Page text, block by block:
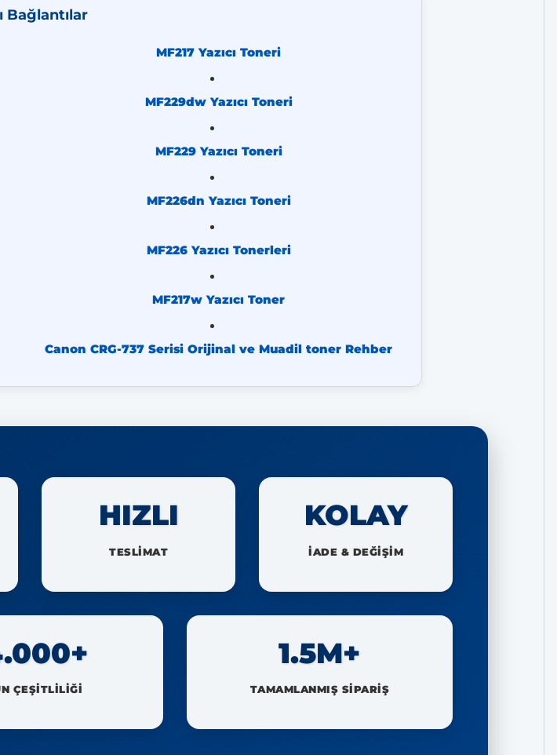
Bağlantılar
MF217 Yazıcı Toneri
MF229dw Yazıcı Toneri
MF229 Yazıcı Toneri
MF226dn Yazıcı Toneri
MF226 Yazıcı Tonerleri
MF217w Yazıcı Toner
Canon CRG-737 Serisi Orijinal ve Muadil toner Rehber
HIZLI
TESLİMAT
KOLAY
İADE & DEĞİŞİM
ÇEŞİTLİLİĞİ
1.5M+
TAMAMLANMIŞ SİPARİŞ